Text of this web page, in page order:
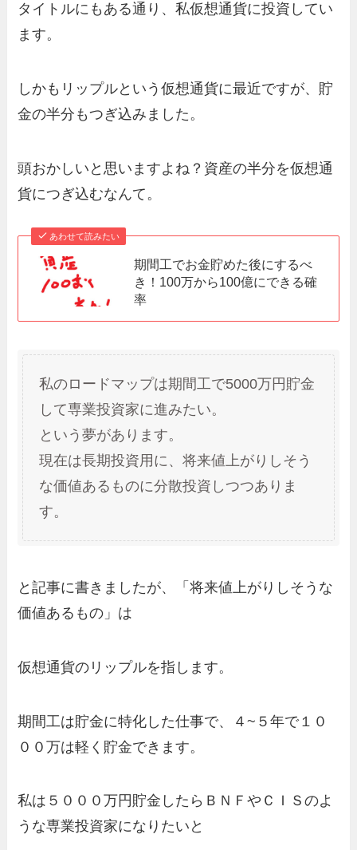
タイトルにもある通り、私仮想通貨に投資してい
ます。
しかもリップルという仮想通貨に最近ですが、貯
金の半分もつぎ込みました。
頭おかしいと思いますよね？資産の半分を仮想通
貨につぎ込むなんて。
あわせて読みたい
期間工でお金貯めた後にするべ
き！100万から100億にできる確
率
私のロードマップは期間工で5000万円貯金
して専業投資家に進みたい。
という夢があります。
現在は長期投資用に、将来値上がりしそう
な価値あるものに分散投資しつつありま
す。
と記事に書きましたが、「将来値上がりしそうな
価値あるもの」は
仮想通貨のリップルを指します。
期間工は貯金に特化した仕事で、４~５年で１０
００万は軽く貯金できます。
私は５０００万円貯金したらＢＮＦやＣＩＳのよ
うな専業投資家になりたいと